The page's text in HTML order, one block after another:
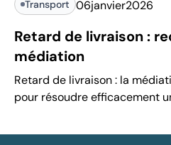
Transport 06janvier2026
Retard de livraison :
médiation
Retard de livraison : la
pour résoudre efficacement